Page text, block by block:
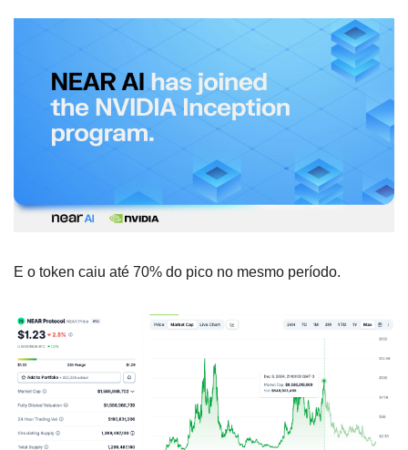
E o token caiu até 70% do pico no mesmo período.